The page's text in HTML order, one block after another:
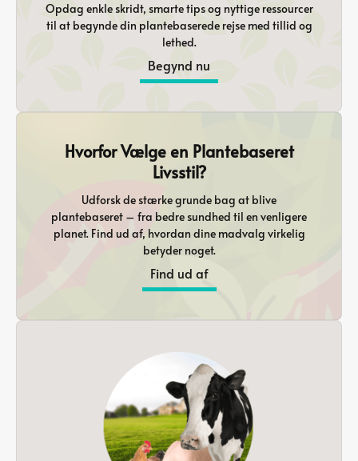
Opdag enkle skridt, smarte tips og nyttige ressourcer
til at begynde din plantebaserede rejse med tillid og
lethed.
Begynd nu
Hvorfor Vælge en Plantebaseret
Livsstil?
Udforsk de stærke grunde bag at blive
plantebaseret – fra bedre sundhed til en venligere
planet. Find ud af, hvordan dine madvalg virkelig
betyder noget.
Find ud af